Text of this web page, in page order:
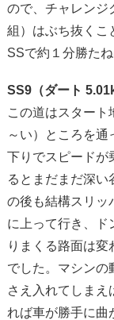
ので、チャレンジ
組）はぶち抜くこ
SSで約１分勝た
SS9（ダート
この道はスタート
～い）ところを
下りでスピードが
るとまだまだ深い
の後も結構スリッ
に上って行き、ド
りまくる路面は
でした。マシンの
さえ入れてしまえ
れば車が勝手に曲